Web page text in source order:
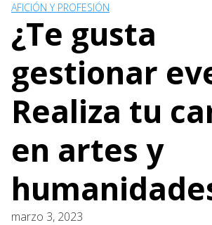
AFICIÓN Y PROFESIÓN
¿Te gusta
gestionar
Realiza tu
en artes y
marzo 3, 2023